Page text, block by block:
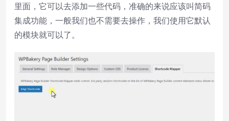
里面，它可以去添加一些代码，准确的来说应该叫简码
集成功能，一般我们也不需要去操作，我们使用它默认
的模块就可以了。